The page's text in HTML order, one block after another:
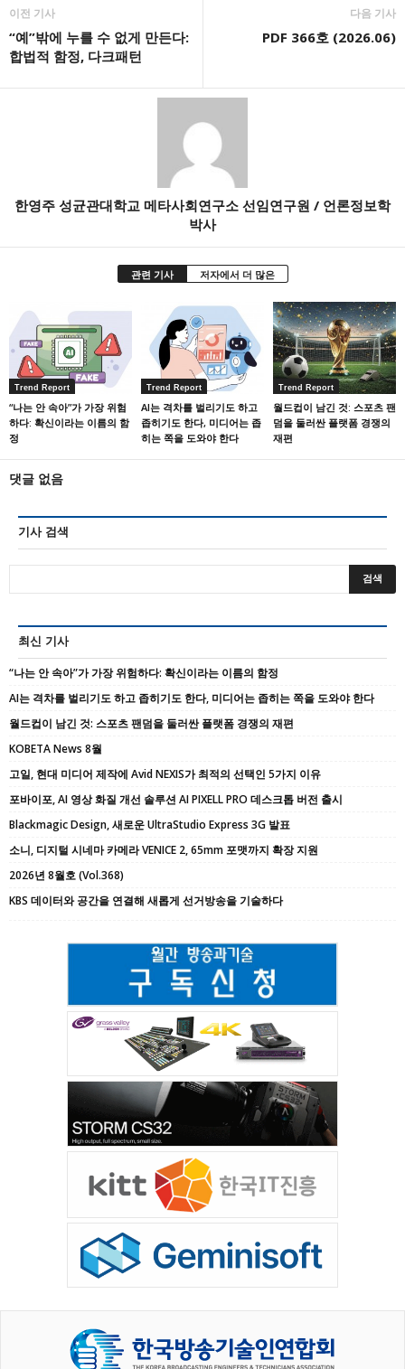
이전 기사
“예”밖에 누를 수 없게 만든다:
합법적 함정, 다크패턴
다음 기사
PDF 366호 (2026.06)
한영주 성균관대학교 메타사회연구소 선임연구원 / 언론정보학
박사
관련 기사 저자에서 더 많은
Trend Report
“나는 안 속아”가 가장 위험
하다: 확신이라는 이름의 함
정
Trend Report
AI는 격차를 벌리기도 하고
좁히기도 한다, 미디어는 좁
히는 쪽을 도와야 한다
Trend Report
월드컵이 남긴 것: 스포츠 팬
덤을 둘러싼 플랫폼 경쟁의
재편
댓글 없음
기사 검색
최신 기사
“나는 안 속아”가 가장 위험하다: 확신이라는 이름의 함정
AI는 격차를 벌리기도 하고 좁히기도 한다, 미디어는 좁히는 쪽을 도와야 한다
월드컵이 남긴 것: 스포츠 팬덤을 둘러싼 플랫폼 경쟁의 재편
KOBETA News 8월
고일, 현대 미디어 제작에 Avid NEXIS가 최적의 선택인 5가지 이유
포바이포, AI 영상 화질 개선 솔루션 AI PIXELL PRO 데스크톱 버전 출시
Blackmagic Design, 새로운 UltraStudio Express 3G 발표
소니, 디지털 시네마 카메라 VENICE 2, 65mm 포맷까지 확장 지원
2026년 8월호 (Vol.368)
KBS 데이터와 공간을 연결해 새롭게 선거방송을 기술하다